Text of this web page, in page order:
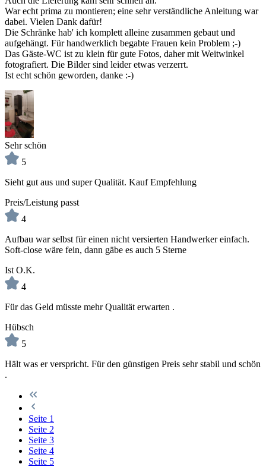
War echt prima zu montieren; eine sehr verständliche Anleitung war
dabei. Vielen Dank dafür!
Die Schränke hab' ich komplett alleine zusammen gebaut und
aufgehängt. Für handwerklich begabte Frauen kein Problem ;-)
Das Gäste-WC ist zu klein für gute Fotos, daher mit Weitwinkel
fotografiert. Die Bilder sind leider etwas verzerrt.
Ist echt schön geworden, danke :-)
Sehr schön
5
Sieht gut aus und super Qualität. Kauf Empfehlung
Preis/Leistung passt
4
Aufbau war selbst für einen nicht versierten Handwerker einfach.
Soft-close wäre fein, dann gäbe es auch 5 Sterne
Ist O.K.
4
Für das Geld müsste mehr Qualität erwarten .
Hübsch
5
Hält was er verspricht. Für den günstigen Preis sehr stabil und schön
.
Seite 1
Seite 2
Seite 3
Seite 4
Seite 5